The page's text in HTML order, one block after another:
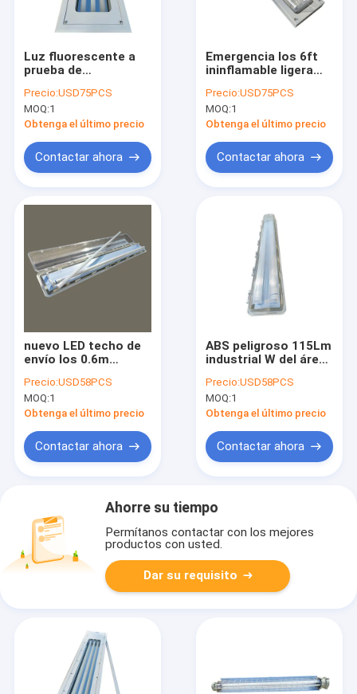
Luz fluorescente a
prueba de
los 5ft IP67 gemelo
los 2ft los 3ft los 4ft
el 1.2M Tri Proof
Precio:USD75PCS
MOQ:1
Obtenga el último precio
Contactar ahora
Emergencia los 6ft
ininflamable ligera
prueba de
explosiones de acero
inoxidable de la
Precio:USD75PCS
MOQ:1
Obtenga el último precio
Contactar ahora
nuevo LED techo de
envío los 0.6m
ininflamables de
2021 1,2 M
Precio:USD58PCS
MOQ:1
Obtenga el último precio
Contactar ahora
ABS peligroso 115Lm
industrial W del área
explosiones del tubo
1x48
Precio:USD58PCS
MOQ:1
Obtenga el último precio
Contactar ahora
Ahorre su tiempo
Permítanos contactar con los mejores
productos con usted.
Dar su requisito